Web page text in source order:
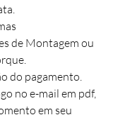
de Montagem ou
do pagamento.
no e-mail em pdf,
em seu